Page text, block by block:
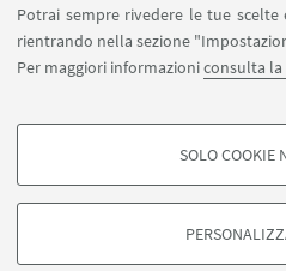
Potrai sempre rivedere le tue
rientrando nella sezione
Per maggiori informazioniconsulta
COOKIE DI PROFILAZIONE -
degli utenti, creare profili in base al
di marketing.
SOLO COOKIE
©Copyright 2026 - ALMA
Bologna - Via Zamboni, 33 - 40126